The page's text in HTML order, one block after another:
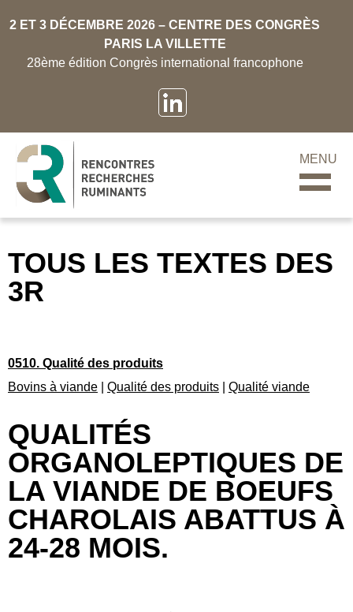
2 ET 3 DÉCEMBRE 2026 – CENTRE DES CONGRÈS
PARIS LA VILLETTE
28ème édition Congrès international francophone
MENU
TOUS LES TEXTES DES
3R
0510. Qualité des produits
Bovins à viande
Qualité des produits Qualité viande
QUALITÉS
ORGANOLEPTIQUES DE
LA VIANDE DE BOEUFS
CHAROLAIS ABATTUS À
24-28 MOIS.